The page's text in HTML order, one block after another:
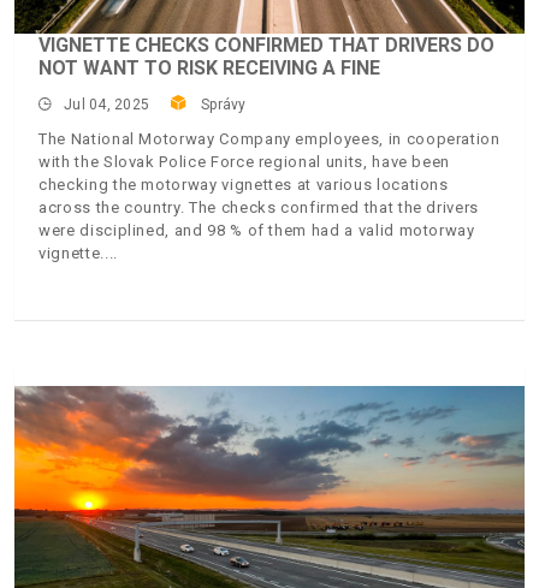
VIGNETTE CHECKS CONFIRMED THAT DRIVERS DO
NOT WANT TO RISK RECEIVING A FINE
Jul 04, 2025 Správy
The National Motorway Company employees, in cooperation
with the Slovak Police Force regional units, have been
checking the motorway vignettes at various locations
across the country. The checks confirmed that the drivers
were disciplined, and 98 % of them had a valid motorway
vignette.